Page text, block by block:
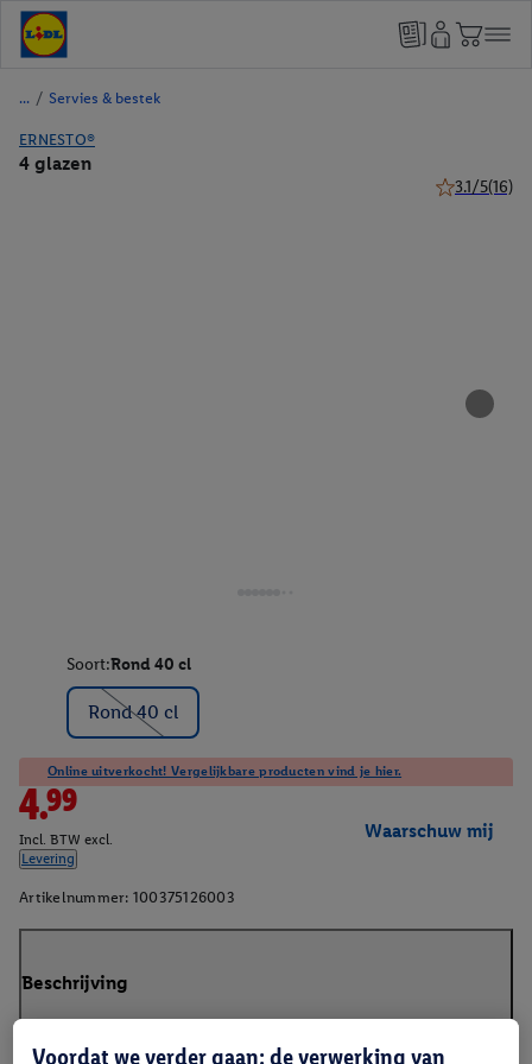
/ Servies & bestek
ERNESTO®
4 glazen
3.1/5(16)
Soort:Rond 40 cl
Rond 40 cl
Online uitverkocht! Vergelijkbare producten vind je hier.
4.99
Incl. BTW excl.
Levering
Waarschuw mij
Artikelnummer: 100375126003
Beschrijving
Voordat we verder gaan: de verwerking van